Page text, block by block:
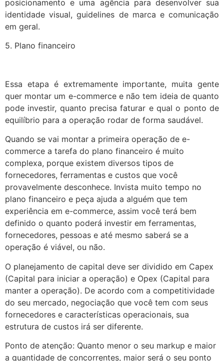
posicionamento e uma agência para desenvolver sua
identidade visual, guidelines de marca e comunicação
em geral.
5. Plano financeiro
Essa etapa é extremamente importante, muita gente
quer montar um e-commerce e não tem ideia de quanto
pode investir, quanto precisa faturar e qual o ponto de
equilíbrio para a operação rodar de forma saudável.
Quando se vai montar a primeira operação de e-
commerce a tarefa do plano financeiro é muito
complexa, porque existem diversos tipos de
fornecedores, ferramentas e custos que você
provavelmente desconhece. Invista muito tempo no
plano financeiro e peça ajuda a alguém que tem
experiência em e-commerce, assim você terá bem
definido o quanto poderá investir em ferramentas,
fornecedores, pessoas e até mesmo saberá se a
operação é viável, ou não.
O planejamento de capital deve ser dividido em Capex
(Capital para iniciar a operação) e Opex (Capital para
manter a operação). De acordo com a competitividade
do seu mercado, negociação que você tem com seus
fornecedores e características operacionais, sua
estrutura de custos irá ser diferente.
Ponto de atenção: Quanto menor o seu markup e maior
a quantidade de concorrentes, maior será o seu ponto